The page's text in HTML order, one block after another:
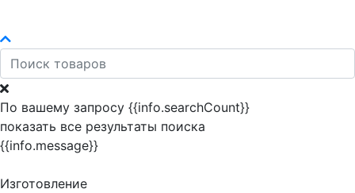
По вашему запросу {{info.searchCount}}
показать все результаты поиска
{{info.message}}
Изготовление